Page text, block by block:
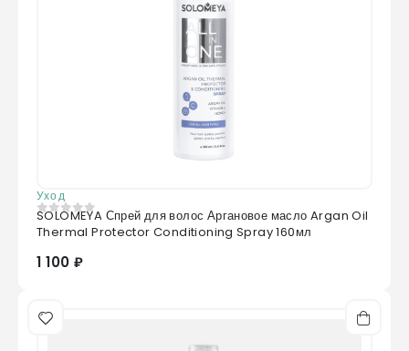
Уход
0 из 5
SOLOMEYA Спрей для волос Аргановое масло Argan Oil
Thermal Protector Conditioning Spray 160мл
1 100 ₽